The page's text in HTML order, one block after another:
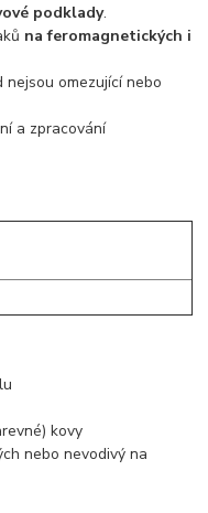
podklady.
na feromagnetických i
omezující nebo
a zpracování
kovy
nebo nevodivý na